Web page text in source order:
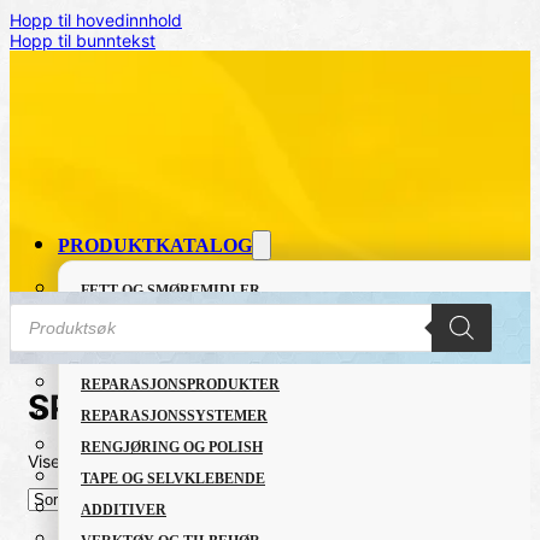
Hopp til hovedinnhold
Hopp til bunntekst
PRODUKTKATALOG
FETT OG SMØREMIDLER
GRUNNING OG LAKK
LIM OG TETTEMASSER
REPARASJONSPRODUKTER
REPARASJONSSYSTEMER
RENGJØRING OG POLISH
TAPE OG SELVKLEBENDE
ADDITIVER
Products
search
SPUR
Viser det ene resultatet